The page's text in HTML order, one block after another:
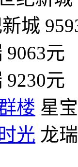
城
9063元
9230元
楼 星宝
光 龙瑞